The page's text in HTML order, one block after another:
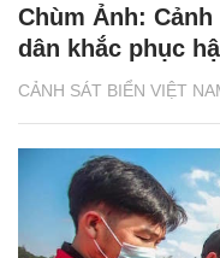
CẢNH SÁT BIỂN VIỆT
Chùm Ảnh:
dân khắc phục